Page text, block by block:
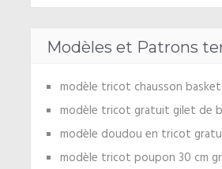
Modèles et Patrons
modèle tricot chausson
modèle tricot gratuit gilet de
modèle doudou en tricot
modèle tricot poupon 30 cm